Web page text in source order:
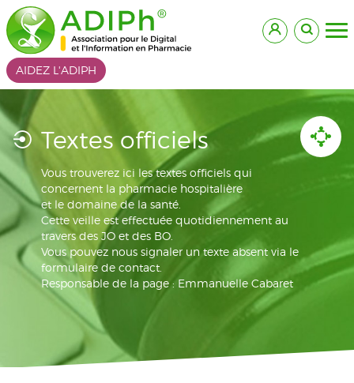
AIDEZ L'ADIPH
Textes officiels
Vous trouverez ici les textes officiels qui
concernent la pharmacie hospitalière
et le domaine de la santé.
Cette veille est effectuée quotidiennement au
travers des JO et des BO.
Vous pouvez nous signaler un texte absent via le
formulaire de contact.
Responsable de la page : Emmanuelle Cabaret